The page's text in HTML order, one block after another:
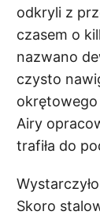
odkryli z
czasem o
nazwano
czysto
okrętowego
Airy
trafiła do
Skoro